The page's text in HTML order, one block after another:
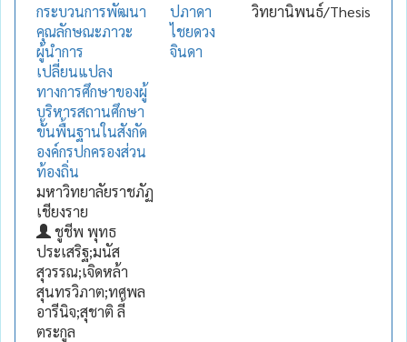
กระบวนการพัฒนา
คุณลักษณะภาวะ
ผู้นำการ
เปลี่ยนแปลง
ทางการศึกษาของผู้
บริหารสถานศึกษา
ขั้นพื้นฐานในสังกัด
องค์กรปกครองส่วน
ท้องถิ่น
มหาวิทยาลัยราชภัฏ
เชียงราย
ชูชีพ พุทธ
ประเสริฐ;มนัส
สุวรรณ;เจิดหล้า
สุนทรวิภาต;ทศพล
อารีนิจ;สุชาติ ลี้
ตระกูล
ปภาดา
ไชยดวง
จินดา
วิทยานิพนธ์/Thesis